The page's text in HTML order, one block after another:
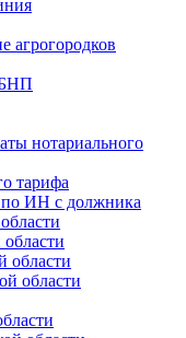
агрогородков
БНП
нотариального
тарифа
ИН с должника
области
области